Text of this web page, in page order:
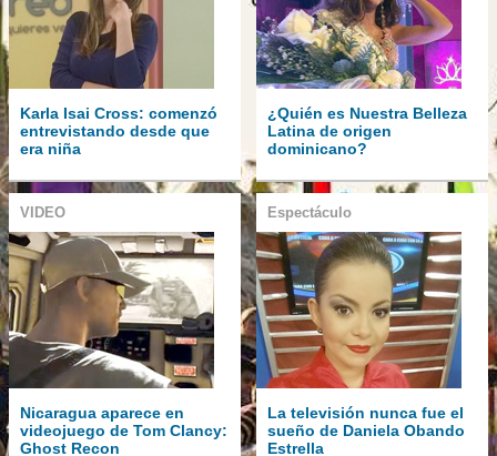
Karla Isai Cross: comenzó
entrevistando desde que
era niña
¿Quién es Nuestra Belleza
Latina de origen
dominicano?
VIDEO
Nicaragua aparece en
videojuego de Tom Clancy:
Ghost Recon
Espectáculo
La televisión nunca fue el
sueño de Daniela Obando
Estrella